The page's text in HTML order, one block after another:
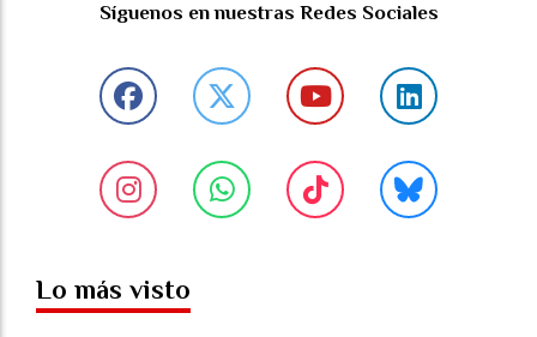
Síguenos en nuestras Redes Sociales
Lo más visto